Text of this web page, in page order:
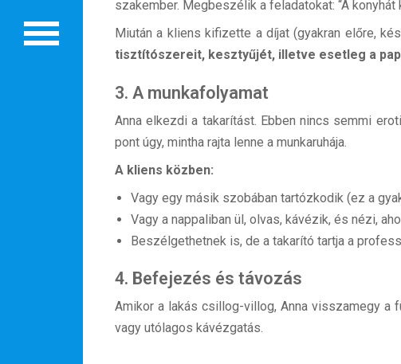
Rendezvények
BLOG
Partnerprogram
Külföldi munkaajánlatok
szakember. Megbeszélik a feladatokat: “A
Miután a kliens kifizette a díjat (gyakran előre,
tisztítószereit, kesztyűjét, illetve esetleg a
3. A munkafolyamat
Anna elkezdi a takarítást. Ebben nincs semmi
pont úgy, mintha rajta lenne a munkaruhája.
A kliens közben:
Vagy egy másik szobában tartózkodik (ez a
Vagy a nappaliban ül, olvas, kávézik, és nézi,
Beszélgethetnek is, de a takarító tartja a
4. Befejezés és távozás
Amikor a lakás csillog-villog, Anna visszamegy a
vagy utólagos kávézgatás.